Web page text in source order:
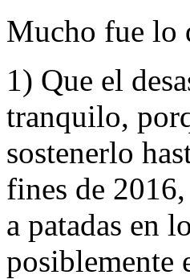
Mucho fue lo
1) Que el
tranquilo,
sostenerlo
fines de
a patadas en
posiblemente